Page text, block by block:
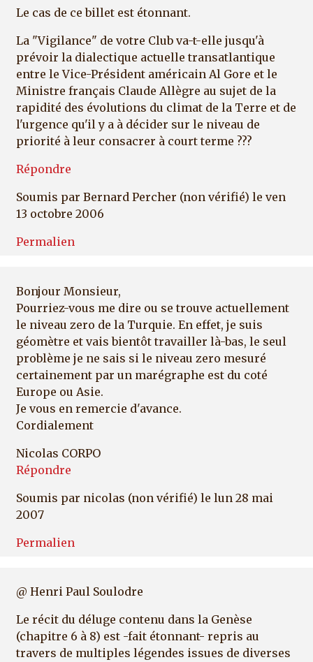
Le cas de ce billet est étonnant.
La "Vigilance" de votre Club va-t-elle jusqu'à
prévoir la dialectique actuelle transatlantique
entre le Vice-Président américain Al Gore et le
Ministre français Claude Allègre au sujet de la
rapidité des évolutions du climat de la Terre et de
l'urgence qu'il y a à décider sur le niveau de
priorité à leur consacrer à court terme ???
Répondre
Soumis par Bernard Percher (non vérifié) le ven
13 octobre 2006
Permalien
Bonjour Monsieur,
Pourriez-vous me dire ou se trouve actuellement
le niveau zero de la Turquie. En effet, je suis
géomètre et vais bientôt travailler là-bas, le seul
problème je ne sais si le niveau zero mesuré
certainement par un marégraphe est du coté
Europe ou Asie.
Je vous en remercie d'avance.
Cordialement
Nicolas CORPO
Répondre
Soumis par nicolas (non vérifié) le lun 28 mai
2007
Permalien
@ Henri Paul Soulodre
Le récit du déluge contenu dans la Genèse
(chapitre 6 à 8) est -fait étonnant- repris au
travers de multiples légendes issues de diverses